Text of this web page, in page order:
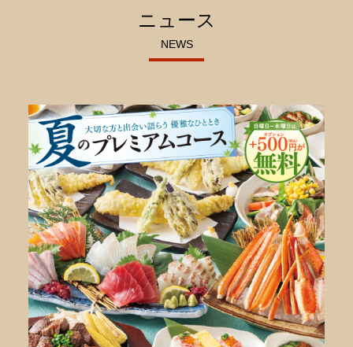
ニュース
NEWS